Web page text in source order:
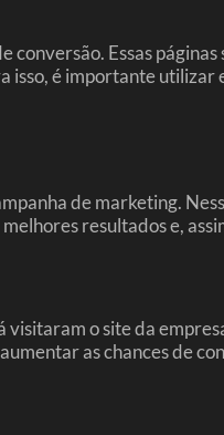
Essas
é importante
de marketing.
resultados e,
o site da
as chances de